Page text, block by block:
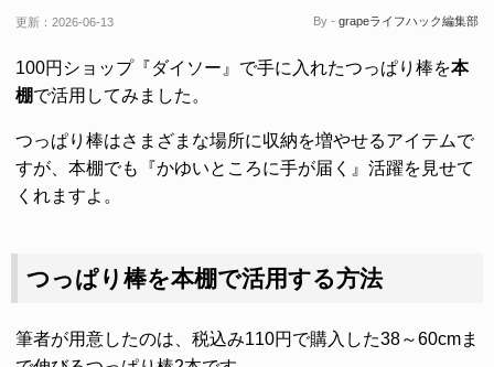
更新： 2026-06-13 By - grapeライフハック編集部
100円ショップ『ダイソー』で手に入れたつっぱり棒を本
棚で活用してみました。
つっぱり棒はさまざまな場所に収納を増やせるアイテムで
すが、本棚でも『かゆいところに手が届く』活躍を見せて
くれますよ。
つっぱり棒を本棚で活用する方法
筆者が用意したのは、税込み110円で購入した38～60cmま